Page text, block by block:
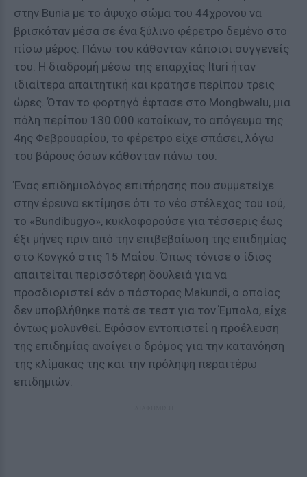
στην Bunia με το άψυχο σώμα του 44χρονου να
βρισκόταν μέσα σε ένα ξύλινο φέρετρο δεμένο στο
πίσω μέρος. Πάνω του κάθονταν κάποιοι συγγενείς
του. Η διαδρομή μέσω της επαρχίας Ituri ήταν
ιδιαίτερα απαιτητική και κράτησε περίπου τρεις
ώρες. Όταν το φορτηγό έφτασε στο Mongbwalu, μια
πόλη περίπου 130.000 κατοίκων, το απόγευμα της
4ης Φεβρουαρίου, το φέρετρο είχε σπάσει, λόγω
του βάρους όσων κάθονταν πάνω του.
Ένας επιδημιολόγος επιτήρησης που συμμετείχε
στην έρευνα εκτίμησε ότι το νέο στέλεχος του ιού,
το «Bundibugyo», κυκλοφορούσε για τέσσερις έως
έξι μήνες πριν από την επιβεβαίωση της επιδημίας
στο Κονγκό στις 15 Μαΐου. Όπως τόνισε ο ίδιος
απαιτείται περισσότερη δουλειά για να
προσδιοριστεί εάν ο πάστορας Makundi, ο οποίος
δεν υποβλήθηκε ποτέ σε τεστ για τον Έμπολα, είχε
όντως μολυνθεί. Εφόσον εντοπιστεί η προέλευση
της επιδημίας ανοίγει ο δρόμος για την κατανόηση
της κλίμακας της και την πρόληψη περαιτέρω
επιδημιών.